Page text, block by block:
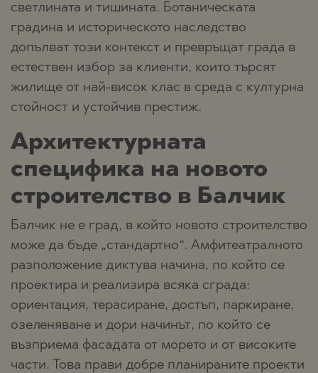
светлината и тишината. Ботаническата
градина и историческото наследство
допълват този контекст и превръщат града в
естествен избор за клиенти, които търсят
жилище от най-висок клас в среда с културна
стойност и устойчив престиж.
Архитектурната
специфика на новото
строителство в Балчик
Балчик не е град, в който новото строителство
може да бъде „стандартно“. Амфитеатралното
разположение диктува начина, по който се
проектира и реализира всяка сграда:
ориентация, терасиране, достъп, паркиране,
озеленяване и дори начинът, по който се
възприема фасадата от морето и от високите
части. Това прави добре планираните проекти